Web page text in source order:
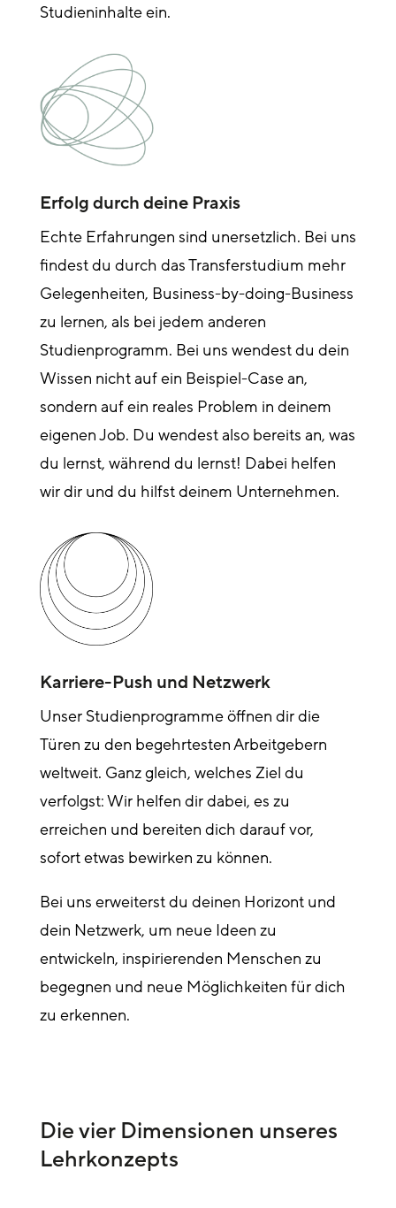
Studieninhalte ein.
Erfolg durch deine Praxis
Echte Erfahrungen sind unersetzlich. Bei uns
findest du durch das Transferstudium mehr
Gelegenheiten, Business-by-doing-Business
zu lernen, als bei jedem anderen
Studienprogramm. Bei uns wendest du dein
Wissen nicht auf ein Beispiel-Case an,
sondern auf ein reales Problem in deinem
eigenen Job. Du wendest also bereits an, was
du lernst, während du lernst! Dabei helfen
wir dir und du hilfst deinem Unternehmen.
Karriere-Push und Netzwerk
Unser Studienprogramme öffnen dir die
Türen zu den begehrtesten Arbeitgebern
weltweit. Ganz gleich, welches Ziel du
verfolgst: Wir helfen dir dabei, es zu
erreichen und bereiten dich darauf vor,
sofort etwas bewirken zu können.
Bei uns erweiterst du deinen Horizont und
dein Netzwerk, um neue Ideen zu
entwickeln, inspirierenden Menschen zu
begegnen und neue Möglichkeiten für dich
zu erkennen.
Die vier Dimensionen unseres
Lehrkonzepts